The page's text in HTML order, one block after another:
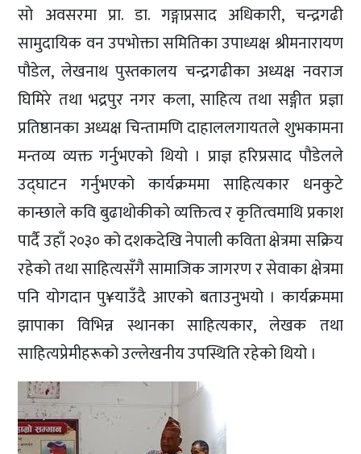
सो अवसरमा प्रा. डा. गङ्गाप्रसाद अधिकारी, चन्द्रगढी
सामुदायिक वन उपभोक्ता समितिका उपाध्यक्ष श्रीमनारायण
पौडेल, लेखनाथ पुस्तकालय चन्द्रगढीका अध्यक्ष नवराज
घिमिरे तथा भद्रपुर नगर कला, साहित्य तथा सङ्गीत प्रज्ञा
प्रतिष्ठानका अध्यक्ष चिन्तामणि दाहाललगायतले शुभकामना
मन्तव्य व्यक्त गर्नुभएको थियो । प्राज्ञ हरिप्रसाद पौडेलले
उद्घाटन गर्नुभएको कार्यक्रममा साहित्यकार धनकुटे
कान्छाले कवि बुढाथोकीको व्यक्तित्व र कृतित्वमाथि प्रकाश
पार्दै उहाँ २०३० को दशकदेखि नेपाली कविता क्षेत्रमा सक्रिय
रहेको तथा साहित्यसँगै सामाजिक जागरण र सेवाका क्षेत्रमा
पनि योगदान पु¥याउँदै आएको बताउनुभयो । कार्यक्रममा
झापाका विभिन्न स्थानका साहित्यकार, लेखक तथा
साहित्यप्रेमीहरूको उल्लेखनीय उपस्थिति रहेको थियो ।